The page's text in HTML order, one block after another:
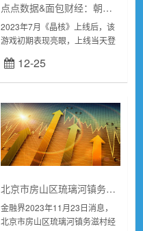
点点数据&面包财经：朝夕光年《晶核》国服App Store总收入超8亿元
2023年7月《晶核》上线后，该
游戏初期表现亮眼，上线当天登
游戏上线至今已超4个月，那么
该游戏的流水情况如何呢？7月
12-25
北京市房山区琉璃河镇务滋村经济合作社被罚款5000元
金融界2023年11月23日消息，
北京市房山区琉璃河镇务滋村经